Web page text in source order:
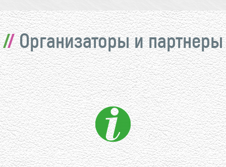
Организаторы и партнеры